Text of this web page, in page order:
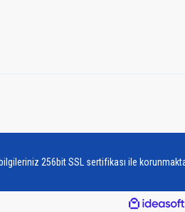
256bit SSL sertifikası ile